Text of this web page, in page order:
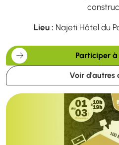
Lieu : Najeti Hôtel du
Participer à
Voir d'autres